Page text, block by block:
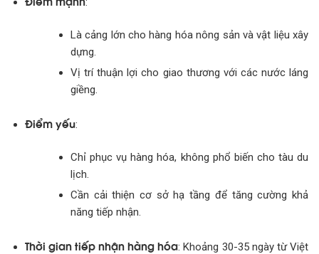
Là cảng lớn cho hàng hóa nông sản và vật liệu xây
dựng.
Vị trí thuận lợi cho giao thương với các nước láng
giềng.
Điểm yếu:
Chỉ phục vụ hàng hóa, không phổ biến cho tàu du
lịch.
Cần cải thiện cơ sở hạ tầng để tăng cường khả
năng tiếp nhận.
Thời gian tiếp nhận hàng hóa: Khoảng 30-35 ngày từ Việt